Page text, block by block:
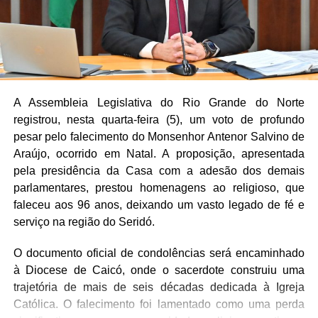
exames e atendimento em condições inadequadas foram
mencionadas como exemplos dos desafios enfrentados
pelo sistema de saúde.
Os deputados José Dias (PL), Cristiane Dantas (PSDB),
horário destinado aos oradores.
A Assembleia Legislativa do Rio Grande do Norte
registrou, nesta quarta-feira (5), um voto de profundo
pesar pelo falecimento do Monsenhor Antenor Salvino de
Araújo, ocorrido em Natal. A proposição, apresentada
pela presidência da Casa com a adesão dos demais
parlamentares, prestou homenagens ao religioso, que
faleceu aos 96 anos, deixando um vasto legado de fé e
serviço na região do Seridó.
O documento oficial de condolências será encaminhado
à Diocese de Caicó, onde o sacerdote construiu uma
trajetória de mais de seis décadas dedicada à Igreja
Católica. O falecimento foi lamentado como uma perda